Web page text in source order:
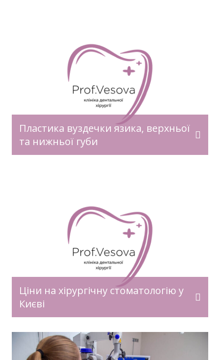
Пластика вуздечки язика, верхньої
та нижньої губи
Ціни на хірургічну стоматологію у
Києві